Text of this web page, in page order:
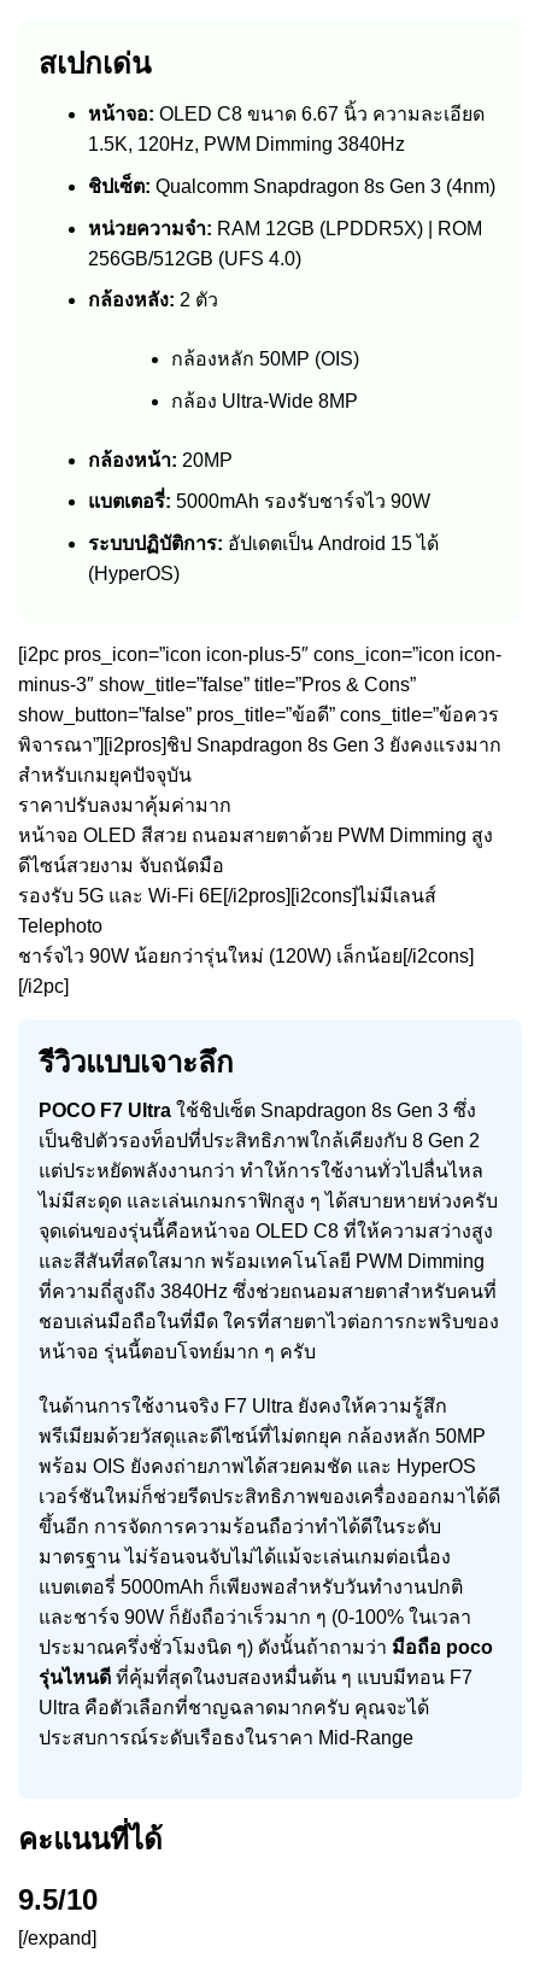
สเปกเด่น
หน้าจอ: OLED C8 ขนาด 6.67 นิ้ว ความละเอียด
1.5K, 120Hz, PWM Dimming 3840Hz
ชิปเซ็ต: Qualcomm Snapdragon 8s Gen 3 (4nm)
หน่วยความจำ: RAM 12GB (LPDDR5X) | ROM
256GB/512GB (UFS 4.0)
กล้องหลัง: 2 ตัว
กล้องหลัก 50MP (OIS)
กล้อง Ultra-Wide 8MP
กล้องหน้า: 20MP
แบตเตอรี่: 5000mAh รองรับชาร์จไว 90W
ระบบปฏิบัติการ: อัปเดตเป็น Android 15 ได้
(HyperOS)
[i2pc pros_icon=”icon icon-plus-5″ cons_icon=”icon icon-
minus-3″ show_title=”false” title=”Pros & Cons”
show_button=”false” pros_title=”ข้อดี” cons_title=”ข้อควร
พิจารณา”][i2pros]ชิป Snapdragon 8s Gen 3 ยังคงแรงมาก
สำหรับเกมยุคปัจจุบัน
ราคาปรับลงมาคุ้มค่ามาก
หน้าจอ OLED สีสวย ถนอมสายตาด้วย PWM Dimming สูง
ดีไซน์สวยงาม จับถนัดมือ
รองรับ 5G และ Wi-Fi 6E[/i2pros][i2cons]ไม่มีเลนส์
Telephoto
ชาร์จไว 90W น้อยกว่ารุ่นใหม่ (120W) เล็กน้อย[/i2cons]
[/i2pc]
รีวิวแบบเจาะลึก
POCO F7 Ultra ใช้ชิปเซ็ต Snapdragon 8s Gen 3 ซึ่ง
เป็นชิปตัวรองท็อปที่ประสิทธิภาพใกล้เคียงกับ 8 Gen 2
แต่ประหยัดพลังงานกว่า ทำให้การใช้งานทั่วไปลื่นไหล
ไม่มีสะดุด และเล่นเกมกราฟิกสูง ๆ ได้สบายหายห่วงครับ
จุดเด่นของรุ่นนี้คือหน้าจอ OLED C8 ที่ให้ความสว่างสูง
และสีสันที่สดใสมาก พร้อมเทคโนโลยี PWM Dimming
ที่ความถี่สูงถึง 3840Hz ซึ่งช่วยถนอมสายตาสำหรับคนที่
ชอบเล่นมือถือในที่มืด ใครที่สายตาไวต่อการกะพริบของ
หน้าจอ รุ่นนี้ตอบโจทย์มาก ๆ ครับ
ในด้านการใช้งานจริง F7 Ultra ยังคงให้ความรู้สึก
พรีเมียมด้วยวัสดุและดีไซน์ที่ไม่ตกยุค กล้องหลัก 50MP
พร้อม OIS ยังคงถ่ายภาพได้สวยคมชัด และ HyperOS
เวอร์ชันใหม่ก็ช่วยรีดประสิทธิภาพของเครื่องออกมาได้ดี
ขึ้นอีก การจัดการความร้อนถือว่าทำได้ดีในระดับ
มาตรฐาน ไม่ร้อนจนจับไม่ได้แม้จะเล่นเกมต่อเนื่อง
แบตเตอรี่ 5000mAh ก็เพียงพอสำหรับวันทำงานปกติ
และชาร์จ 90W ก็ยังถือว่าเร็วมาก ๆ (0-100% ในเวลา
ประมาณครึ่งชั่วโมงนิด ๆ) ดังนั้นถ้าถามว่า มือถือ poco
รุ่นไหนดี ที่คุ้มที่สุดในงบสองหมื่นต้น ๆ แบบมีทอน F7
Ultra คือตัวเลือกที่ชาญฉลาดมากครับ คุณจะได้
ประสบการณ์ระดับเรือธงในราคา Mid-Range
คะแนนที่ได้
9.5/10
[/expand]